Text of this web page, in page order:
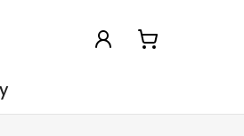
KOŠÍK